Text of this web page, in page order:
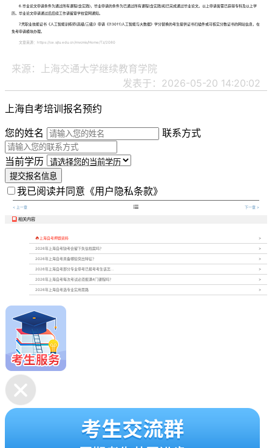
6.毕业论文申请条件为通过所有课程(含实践)，毕业申请的条件为已通过所有课程(含实践)和已完成通过毕业论文。以上申请皆需已获得专科及以上学
历。毕业论文申请通过后后续工作请留意学校官网通知。
7.凭职业技能证书《人工智能训练师(高级/三级)》申请《(13011)人工智能与大数据》学分替换的考生提供证书扫描件或可核实分数证书的网站信息，在
免考申请模块办理。
文章来源： https://ce.sjtu.edu.cn/mvcmis/Home/Tz/2080
来源：上海交通大学继续教育学院
发表于：2026-05-20 14:20:02
上海自考培训报名预约
您的姓名
联系方式
当前学历
提交报名信息
我已阅读并同意 《用户隐私条款》
< 上一章  下一章 >
 相关内容
 上海自考押题资料
2026年上海自考缺考会留下失信档案吗？
2026年上海自考具备哪些突出特征？
2026年上海自考部分专业停考已报考考生该怎...
2026年上海自考每次考试必须报满4门课程吗？
2026年上海自考选专业实用思路